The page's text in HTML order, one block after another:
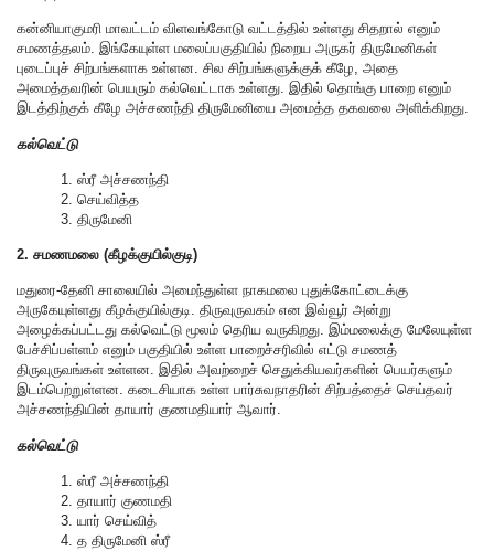
கன்னியாகுமரி மாவட்டம் விளவங்கோடு வட்டத்தில் உள்ளது சிதறால் எனும்
சமணத்தலம். இங்கேயுள்ள மலைப்பகுதியில் நிறைய அருகர் திருமேனிகள்
புடைப்புச் சிற்பங்களாக உள்ளன. சில சிற்பங்களுக்குக் கீழே, அதை
அமைத்தவரின் பெயரும் கல்வெட்டாக உள்ளது. இதில் தொங்கு பாறை எனும்
இடத்திற்குக் கீழே அச்சணந்தி திருமேனியை அமைத்த தகவலை அளிக்கிறது.
கல்வெட்டு
1. ஸ்ரீ அச்சணந்தி
2. செய்வித்த
3. திருமேனி
2. சமணமலை (கீழக்குயில்குடி)
மதுரை-தேனி சாலையில் அமைந்துள்ள நாகமலை புதுக்கோட்டைக்கு
அருகேயுள்ளது கீழக்குயில்குடி. திருவுருவகம் என இவ்வூர் அன்று
அழைக்கப்பட்டது கல்வெட்டு மூலம் தெரிய வருகிறது. இம்மலைக்கு மேலேயுள்ள
பேச்சிப்பள்ளம் எனும் பகுதியில் உள்ள பாறைச்சரிவில் எட்டு சமணத்
திருவுருவங்கள் உள்ளன. இதில் அவற்றைச் செதுக்கியவர்களின் பெயர்களும்
இடம்பெற்றுள்ளன. கடைசியாக உள்ள பார்சுவநாதரின் சிற்பத்தைச் செய்தவர்
அச்சணந்தியின் தாயார் குணமதியார் ஆவார்.
கல்வெட்டு
1. ஸ்ரீ அச்சணந்தி
2. தாயார் குணமதி
3. யார் செய்வித்
4. த திருமேனி ஸ்ரீ